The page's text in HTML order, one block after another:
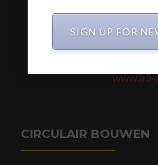
www.a3-
CIRCULAIR BOUWEN
SIGN UP FOR